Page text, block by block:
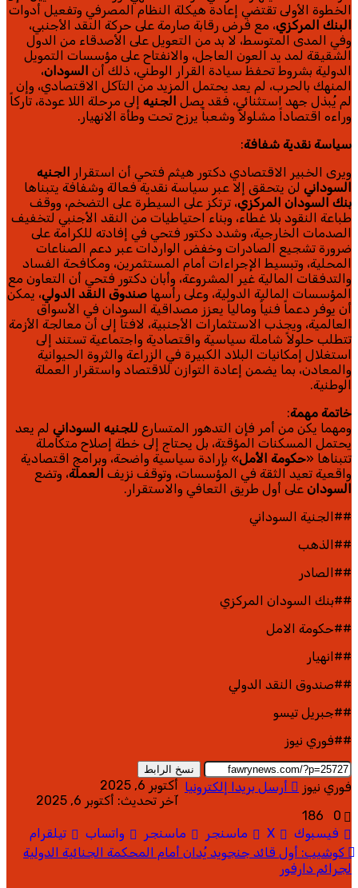
الخطوة الأولى تقتضي إعادة هيكلة النظام المصرفي وتفعيل أدوات
البنك المركزي، مع فرض رقابة صارمة على حركة النقد الأجنبي،
وفي المدى المتوسط، لا بد من التعويل على الأصدقاء من الدول
الشقيقة لمد يد العون العاجل، والانفتاح على مؤسسات التمويل
الدولية بشروط تحفظ سيادة القرار الوطني، ذلك أن السودان،
المنهك بالحرب، لم يعد يحتمل المزيد من التآكل الاقتصادي، وإن
لم يُبذل جهد استثنائي، فقد يصل الجنيه إلى مرحلة اللا عودة، تاركاً
وراءه اقتصاداً مشلولاً وشعباً يرزح تحت وطأة الانهيار.
سياسة نقدية شفافة:
ويرى الخبير الاقتصادي دكتور هيثم فتحي أن استقرار الجنيه
السوداني لن يتحقق إلا عبر سياسة نقدية فعالة وشفافة يتبناها
بنك السودان المركزي، ترتكز على السيطرة على التضخم، ووقف
طباعة النقود بلا غطاء، وبناء احتياطيات من النقد الأجنبي لتخفيف
الصدمات الخارجية، وشدد دكتور فتحي في إفادته للكرامة على
ضرورة تشجيع الصادرات وخفض الواردات عبر دعم الصناعات
المحلية، وتبسيط الإجراءات أمام المستثمرين، ومكافحة الفساد
والتدفقات المالية غير المشروعة، وأبان دكتور فتحي أن التعاون مع
المؤسسات المالية الدولية، وعلى رأسها صندوق النقد الدولي، يمكن
أن يوفر دعماً فنياً ومالياً يعزز مصداقية السودان في الأسواق
العالمية، ويجذب الاستثمارات الأجنبية، لافتاً إلى أن معالجة الأزمة
تتطلب حلولاً شاملة سياسية واقتصادية واجتماعية تستند إلى
استغلال إمكانيات البلاد الكبيرة في الزراعة والثروة الحيوانية
والمعادن، بما يضمن إعادة التوازن للاقتصاد واستقرار العملة
الوطنية.
خاتمة مهمة:
ومهما يكن من أمر فإن التدهور المتسارع للجنيه السوداني لم يعد
يحتمل المسكنات المؤقتة، بل يحتاج إلى خطة إصلاح متكاملة
تتبناها «حكومة الأمل» بإرادة سياسية واضحة، وبرامج اقتصادية
واقعية تعيد الثقة في المؤسسات، وتوقف نزيف العملة، وتضع
السودان على أول طريق التعافي والاستقرار.
##الجنية السوداني
##الذهب
##الصادر
##بنك السودان المركزي
##حكومة الامل
##انهيار
##صندوق النقد الدولي
##جبريل تيسو
##فوري نيوز
نسخ الرابط
فوري نيوز أرسل بريدا إلكترونيا أكتوبر 6, 2025
آخر تحديث: أكتوبر 6, 2025
0
فيسبوك
‫X ماسنجر ماسنجر واتساب
تيلقرام
كوشيب: أول قائد جنجويد يُدان أمام المحكمة الجنائية الدولية
لجرائم دارفور